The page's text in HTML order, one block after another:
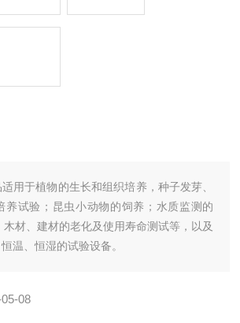
用于植物的生长和组织培养，种子发芽、
养试验；昆虫小动物的饲养；水质监测的
材、建材的老化及使用寿命测试等，以及
温、恒湿的试验设备。
08